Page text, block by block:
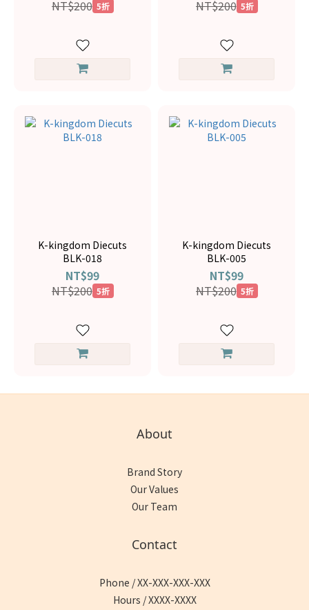
NT$200 5折
NT$200 5折
K-kingdom Diecuts
BLK-018
NT$99
NT$200 5折
K-kingdom Diecuts
BLK-005
NT$99
NT$200 5折
About
Brand Story
Our Values
Our Team
Contact
Phone / XX-XXX-XXX-XXX
Hours / XXXX-XXXX